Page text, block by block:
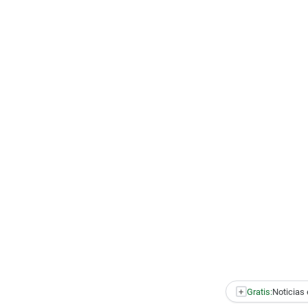
+ Gratis:Noticias